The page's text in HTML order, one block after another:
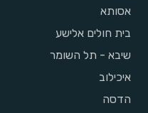
אסותא
בית חולים אלישע
שיבא - תל השומר
איכילוב
הדסה